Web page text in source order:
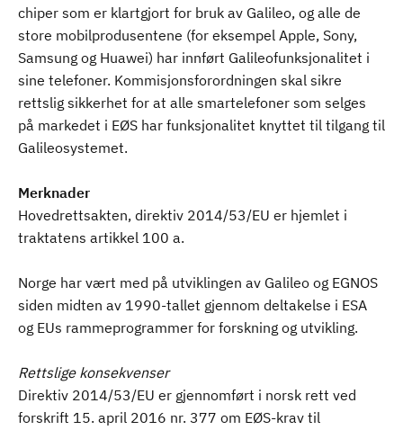
chiper som er klartgjort for bruk av Galileo, og alle de
store mobilprodusentene (for eksempel Apple, Sony,
Samsung og Huawei) har innført Galileofunksjonalitet i
sine telefoner. Kommisjonsforordningen skal sikre
rettslig sikkerhet for at alle smartelefoner som selges
på markedet i EØS har funksjonalitet knyttet til tilgang til
Galileosystemet.
Merknader
Hovedrettsakten, direktiv 2014/53/EU er hjemlet i
traktatens artikkel 100 a.
Norge har vært med på utviklingen av Galileo og EGNOS
siden midten av 1990-tallet gjennom deltakelse i ESA
og EUs rammeprogrammer for forskning og utvikling.
Rettslige konsekvenser
Direktiv 2014/53/EU er gjennomført i norsk rett ved
forskrift 15. april 2016 nr. 377 om EØS-krav til